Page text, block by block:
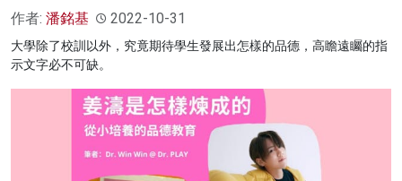
作者: 潘銘基 2022-10-31
大學除了校訓以外，究竟期待學生發展出怎樣的品德，高瞻遠矚的指
示文字必不可缺。